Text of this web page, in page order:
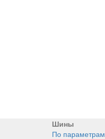
Шины
По параметрам